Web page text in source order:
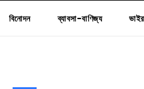
বিনোদন ব্যাবসা-বাণিজ্য